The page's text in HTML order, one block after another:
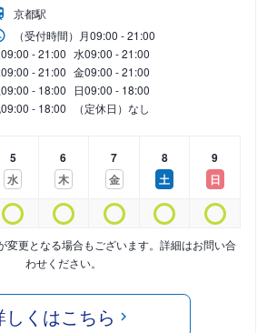
京都駅
（受付時間） 月09:00 - 21:00
09:00 - 21:00 水09:00 - 21:00
09:00 - 21:00 金09:00 - 21:00
09:00 - 18:00 日09:00 - 18:00
09:00 - 18:00 （定休日）なし
5
水
6
木
7
金
8
土
9
日
変更となる場合もございます。詳細はお問い合
わせください。
しくはこちら